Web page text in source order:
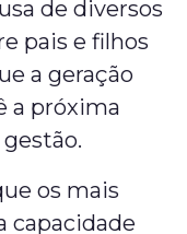
de diversos
pais e filhos
a geração
a próxima
os mais
capacidade